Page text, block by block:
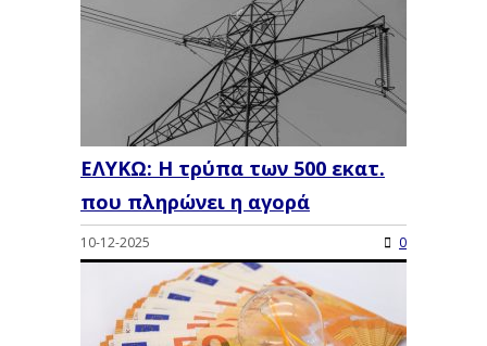
ΕΛΥΚΩ: Η τρύπα των 500 εκατ.
που πληρώνει η αγορά
10-12-2025 0